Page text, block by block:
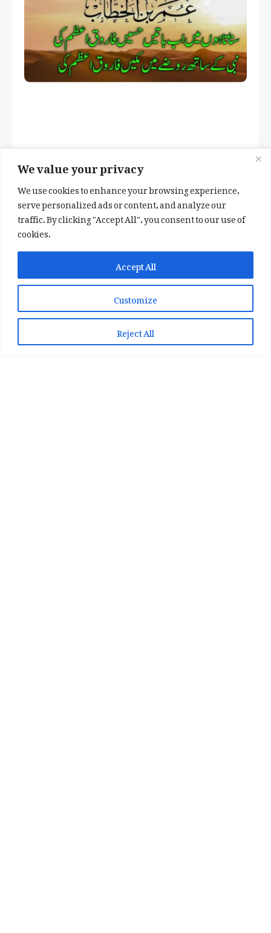
We value your privacy
We use cookies to enhance your browsing experience,
serve personalized ads or content, and analyze our
traffic. By clicking "Accept All", you consent to our use of
cookies.
Customize
Reject All
Accept All
✕ ✨ اپنی پسند کا فرمايشی کلام لکھوائیں
یا ہماری خوبصورت شاعری ایپ انسٹال کریں